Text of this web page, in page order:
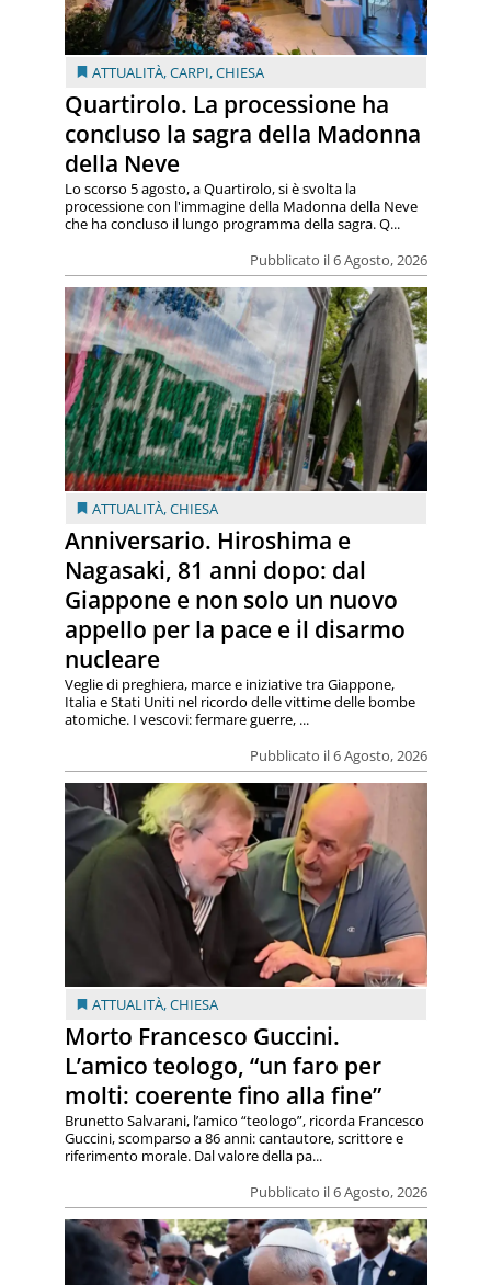
ATTUALITÀ,CARPI,CHIESA
Quartirolo. La processione ha
concluso la sagra della Madonna
della Neve
Pubblicato il 6 Agosto, 2026
Lo scorso 5 agosto, a Quartirolo, si è svolta la
processione con l'immagine della Madonna della Neve
che ha concluso il lungo programma della sagra. Q...
ATTUALITÀ,CHIESA
Anniversario. Hiroshima e
Nagasaki, 81 anni dopo: dal
Giappone e non solo un nuovo
appello per la pace e il disarmo
nucleare
Pubblicato il 6 Agosto, 2026
Veglie di preghiera, marce e iniziative tra Giappone,
Italia e Stati Uniti nel ricordo delle vittime delle bombe
atomiche. I vescovi: fermare guerre, ...
ATTUALITÀ,CHIESA
Morto Francesco Guccini.
L’amico teologo, “un faro per
molti: coerente fino alla fine”
Pubblicato il 6 Agosto, 2026
Brunetto Salvarani, l’amico “teologo”, ricorda Francesco
Guccini, scomparso a 86 anni: cantautore, scrittore e
riferimento morale. Dal valore della pa...